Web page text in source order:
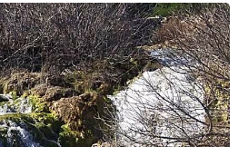
Previous
post: